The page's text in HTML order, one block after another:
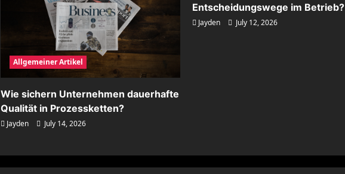
Allgemeiner Artikel
Wie sichern Unternehmen dauerhafte
Qualität in Prozessketten?
Jayden July 14, 2026
Entscheidungswege im Betrieb?
Jayden July 12, 2026